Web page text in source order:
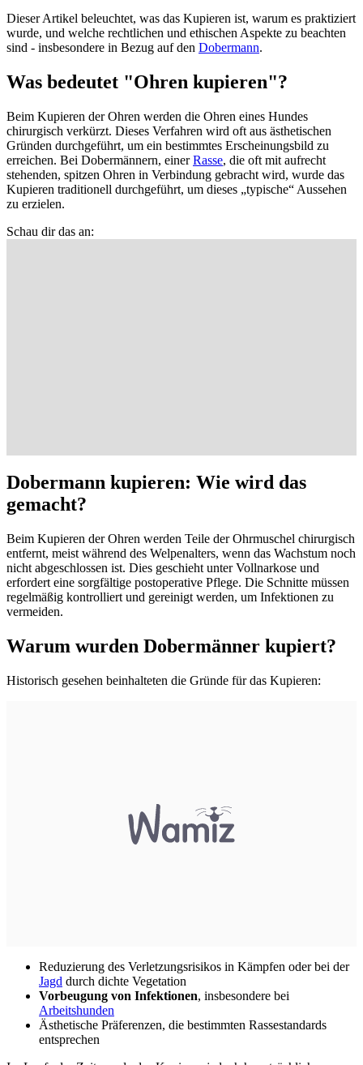
Dieser Artikel beleuchtet, was das Kupieren ist, warum es praktiziert
wurde, und welche rechtlichen und ethischen Aspekte zu beachten
sind - insbesondere in Bezug auf den Dobermann.
Was bedeutet "Ohren kupieren"?
Beim Kupieren der Ohren werden die Ohren eines Hundes
chirurgisch verkürzt. Dieses Verfahren wird oft aus ästhetischen
Gründen durchgeführt, um ein bestimmtes Erscheinungsbild zu
erreichen. Bei Dobermännern, einerRasse, die oft mit aufrecht
stehenden, spitzen Ohren in Verbindung gebracht wird, wurde das
Kupieren traditionell durchgeführt, um dieses „typische“ Aussehen
zu erzielen.
Schau dir das an:
Dobermann kupieren: Wie wird das
gemacht?
Beim Kupieren der Ohren werden Teile der Ohrmuschel chirurgisch
entfernt, meist während des Welpenalters, wenn das Wachstum noch
nicht abgeschlossen ist. Dies geschieht unter Vollnarkose und
erfordert eine sorgfältige postoperative Pflege. Die Schnitte müssen
regelmäßig kontrolliert und gereinigt werden, um Infektionen zu
vermeiden.
Warum wurden Dobermänner kupiert?
Historisch gesehen beinhalteten die Gründe für das Kupieren:
Reduzierung des Verletzungsrisikos in Kämpfen oder bei der
Jagd durch dichte Vegetation
Vorbeugung von Infektionen, insbesondere bei
Arbeitshunden
Ästhetische Präferenzen, die bestimmten Rassestandards
entsprechen